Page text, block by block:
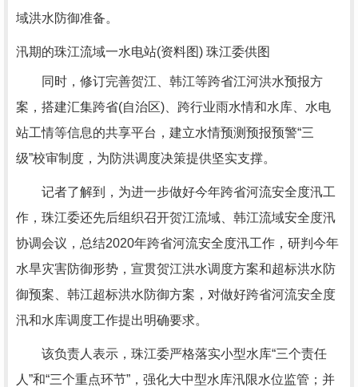
域洪水防御准备。
汛期的珠江流域一水电站(资料图) 珠江委供图
同时，修订完善贺江、韩江等跨省江河洪水预报方
案，搭建汇集跨省(自治区)、跨行业雨水情和水库、水电
站工情等信息的共享平台，建立水情预测预报预警“三
级”校审制度，为防洪调度决策提供坚实支撑。
记者了解到，为进一步做好今年跨省河流安全度汛工
作，珠江委还先后组织召开贺江流域、韩江流域安全度汛
协调会议，总结2020年跨省河流安全度汛工作，研判今年
水旱灾害防御形势，宣贯贺江洪水调度方案和超标洪水防
御预案、韩江超标洪水防御方案，对做好跨省河流安全度
汛和水库调度工作提出明确要求。
该负责人表示，珠江委严格落实小型水库“三个责任
人”和“三个重点环节”，强化大中型水库汛限水位监管；并